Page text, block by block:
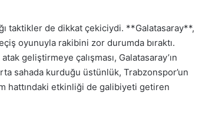
taktikler de dikkat çekiciydi. **Galatasaray**,
oyunuyla rakibini zor durumda bıraktı.
geliştirmeye çalışması, Galatasaray’ın
sahada kurduğu üstünlük, Trabzonspor’un
hattındaki etkinliği de galibiyeti getiren